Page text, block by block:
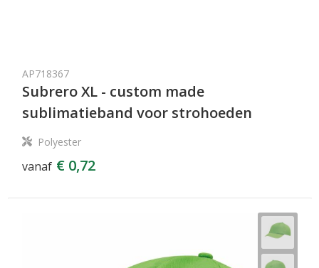
AP718367
Subrero XL - custom made
sublimatieband voor strohoeden
Polyester
vanaf € 0,72